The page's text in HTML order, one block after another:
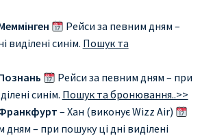
Рейси за певним дням –
виділені синім. Пошук та
Рейси за певним дням – при
синім. Пошук та бронювання..>>
– Хан (виконує Wizz Air)
– при пошуку ці дні виділені